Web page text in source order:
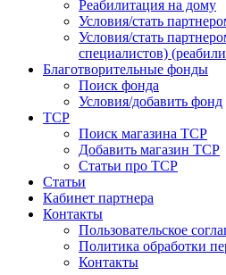
Реабилитация на дому
Условия/стать
Условия/стать
специалистов)
Благотворительные фонды
Поиск фонда
Условия/добавить фонд
ТСР
Поиск магазина ТСР
Добавить магазин ТСР
Статьи про ТСР
Статьи
Кабинет партнера
Контакты
Пользовательское
Политика обработки
Контакты